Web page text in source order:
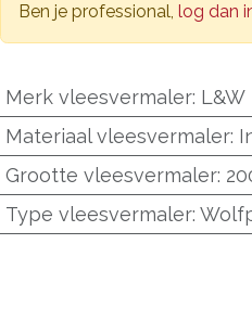
Ben je professional, log dan
Merk vleesvermaler: L&W
Materiaal vleesvermaler:
Grootte vleesvermaler:
Type vleesvermaler: